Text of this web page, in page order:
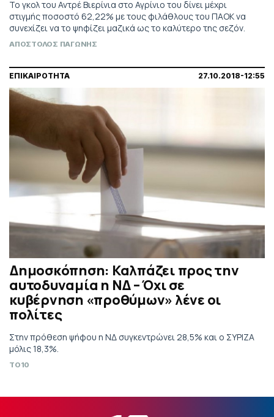
Το γκολ του Αντρέ Βιερίνια στο Αγρίνιο του δίνει μέχρι
στιγμής ποσοστό 62,22% με τους φιλάθλους του ΠΑΟΚ να
συνεχίζει να το ψηφίζει μαζικά ως το καλύτερο της σεζόν.
ΑΠΟΣΤΟΛΟΣ ΠΑΓΩΝΗΣ
ΕΠΙΚΑΙΡΟΤΗΤΑ 27.10.2018-12:55
Δημοσκόπηση: Καλπάζει προς την
αυτοδυναμία η ΝΔ – Όχι σε
κυβέρνηση «προθύμων» λένε οι
πολίτες
Στην πρόθεση ψήφου η ΝΔ συγκεντρώνει 28,5% και ο ΣΥΡΙΖΑ
μόλις 18,3%.
TO10